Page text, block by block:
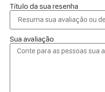
Título da sua resenha
Sua avaliação